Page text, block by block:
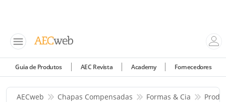
Guia de Produtos AEC Revista Academy Fornecedores
AECweb Chapas Compensadas Formas & Cia